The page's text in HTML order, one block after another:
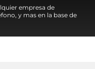
empresa de
y mas en la base de